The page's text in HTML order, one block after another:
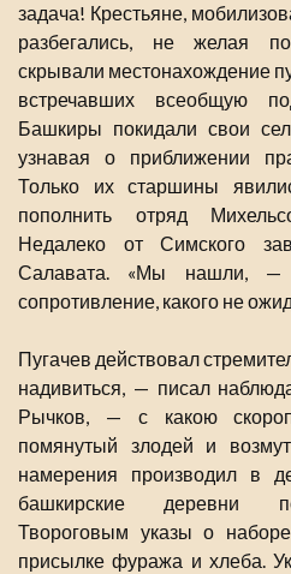
задача! Крестьяне,
разбегались, не желая
скрывали местонахождение
встречавших всеобщую
Башкиры покидали свои
узнавая о приближении
Только их старшины
пополнить отряд
Недалеко от Симского
Салавата. «Мы нашли,
сопротивление, какого не
Пугачев действовал
надивиться, — писал
Рычков, — с какою
помянутый злодей и
намерения производил в
башкирские деревни
Твороговым указы о
присылке фуража и хлеба.